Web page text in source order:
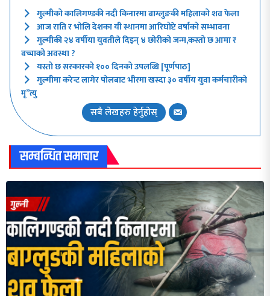
गुल्मीको कालिगण्डकी नदी किनारमा बाग्लुङकी महिलाको शव फेला
आज राति र भोलि देशका यी स्थानमा आरिघोप्टे वर्षाको सम्भावना
गुल्मीकी २४ वर्षीया युवतीले दिइन् ४ छोरीको जन्म,कस्तो छ आमा र
बच्चाको अवस्था ?
यस्तो छ सरकारको १०० दिनको उपलब्धि [पूर्णपाठ]
गुल्मीमा करेन्ट लागेर पोलबाट भीरमा खस्दा ३० वर्षीय युवा कर्मचारीको
मृ”त्यु
सबै लेखहरु हेर्नुहोस्
सम्बन्धित समाचार